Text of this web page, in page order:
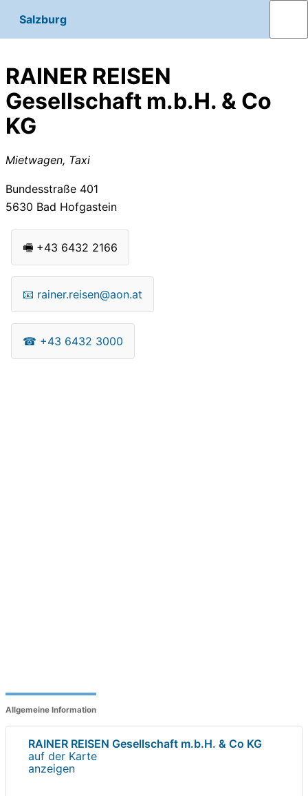
Salzburg
RAINER REISEN
Gesellschaft m.b.H. & Co
KG
Mietwagen, Taxi
Bundesstraße 401
5630 Bad Hofgastein
🖷 +43 6432 2166
📧 rainer.reisen@aon.at
☎ +43 6432 3000
Allgemeine Information
RAINER REISEN Gesellschaft m.b.H. & Co KG
auf der Karte
anzeigen